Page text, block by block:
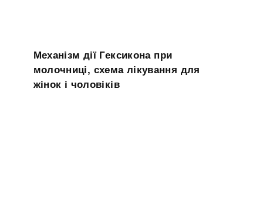
Механізм дії Гексикона при
молочниці, схема лікування для
жінок і чоловіків